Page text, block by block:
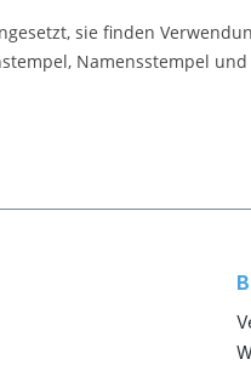
sie finden
Namensstempel